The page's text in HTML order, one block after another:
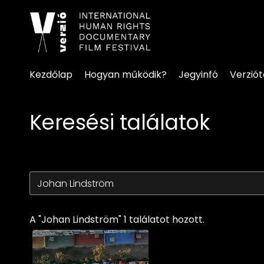
Kisegítő lehetőségek linkek
Kezdőlap Hogyan működik? Jegyinfó
Keresési találatok
A "Johan Lindström" 1 találatot hozott.